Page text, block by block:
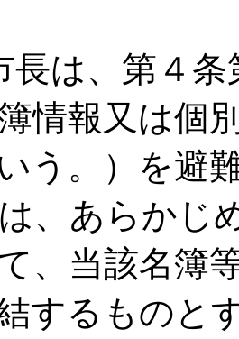
は、第４条
情報又は個
う。）を避
、あらかじ
、当該名簿
するものと